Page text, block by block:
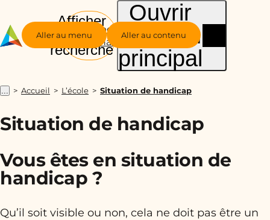
Aller au menu Aller au contenu
Groupe
Alternance
Afficher
la
recherche
Ouvrir
le menu
principal
... Accueil L’école Situation de handicap
Situation de handicap
Vous êtes en situation de
handicap ?
Qu’il soit visible ou non, cela ne doit pas être un